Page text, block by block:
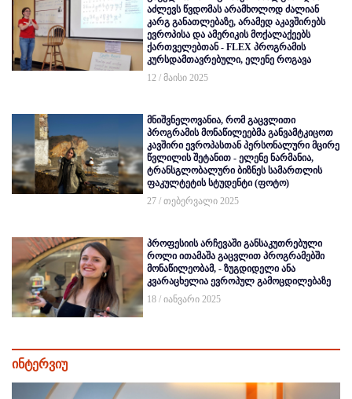
აძლევს წვდომას არამხოლოდ ძალიან
კარგ განათლებაზე, არამედ აკავშირებს
ევროპისა და ამერიკის მოქალაქეებს
ქართველებთან - FLEX პროგრამის
კურსდამთავრებული, ელენე როგავა
12 / მაისი 2025
მნიშვნელოვანია, რომ გაცვლითი
პროგრამის მონაწილეებმა განვამტკიცოთ
კავშირი ევროპასთან პერსონალური მცირე
წვლილის შეტანით - ელენე ნარმანია,
ტრანსგლობალური ბიზნეს სამართლის
ფაკულტეტის სტუდენტი (ფოტო)
27 / თებერვალი 2025
პროფესიის არჩევაში განსაკუთრებული
როლი ითამაშა გაცვლით პროგრამებში
მონაწილეობამ, - ზუგდიდელი ანა
კვარაცხელია ევროპულ გამოცდილებაზე
18 / იანვარი 2025
ინტერვიუ